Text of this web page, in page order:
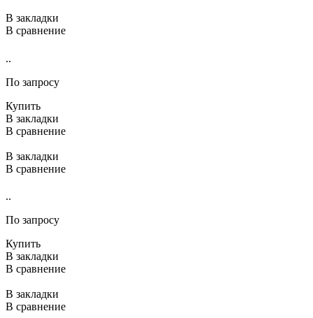
В закладки
В сравнение
..
По запросу
Купить
В закладки
В сравнение
В закладки
В сравнение
..
По запросу
Купить
В закладки
В сравнение
В закладки
В сравнение